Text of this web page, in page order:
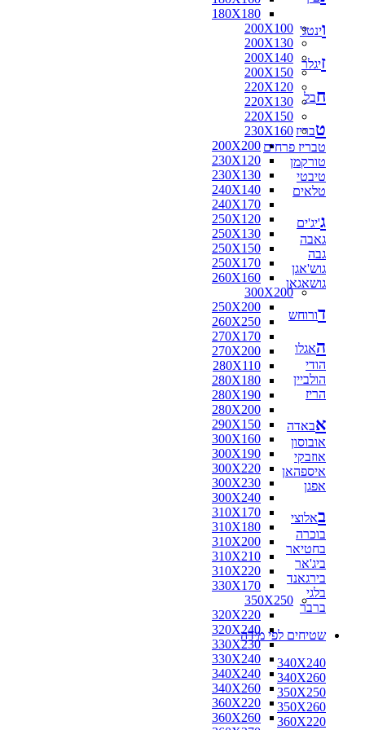
180X180
200X100
200X130
200X140
200X150
220X120
220X130
220X150
230X160
200X200
230X120
230X130
240X140
240X170
250X120
250X130
250X150
250X170
260X160
300X200
250X200
260X250
270X170
270X200
280X110
280X180
280X190
280X200
290X150
300X160
300X190
300X220
300X230
300X240
310X170
310X180
310X200
310X210
310X220
330X170
350X250
320X220
320X240
330X230
330X240
340X240
340X260
360X220
360X260
וינטג'
זיגלר
חבל
טבריז
טבריז פרחים
טורקמן
טיבטי
טלאים
ג'יג'ים
גאבה
גבה
גוש'אגן
גושאגאן
דורוחש
האגלו
הודי
הולביין
הריז
אבאדה
אובוסון
אוזבקי
איספהאן
אפגן
באלוצי
בוכרה
בחטיאר
ביג'אר
בירגאנד
בלגי
ברבר
שטיחים לפי מידה
340X240
340X260
350X250
350X260
360X220